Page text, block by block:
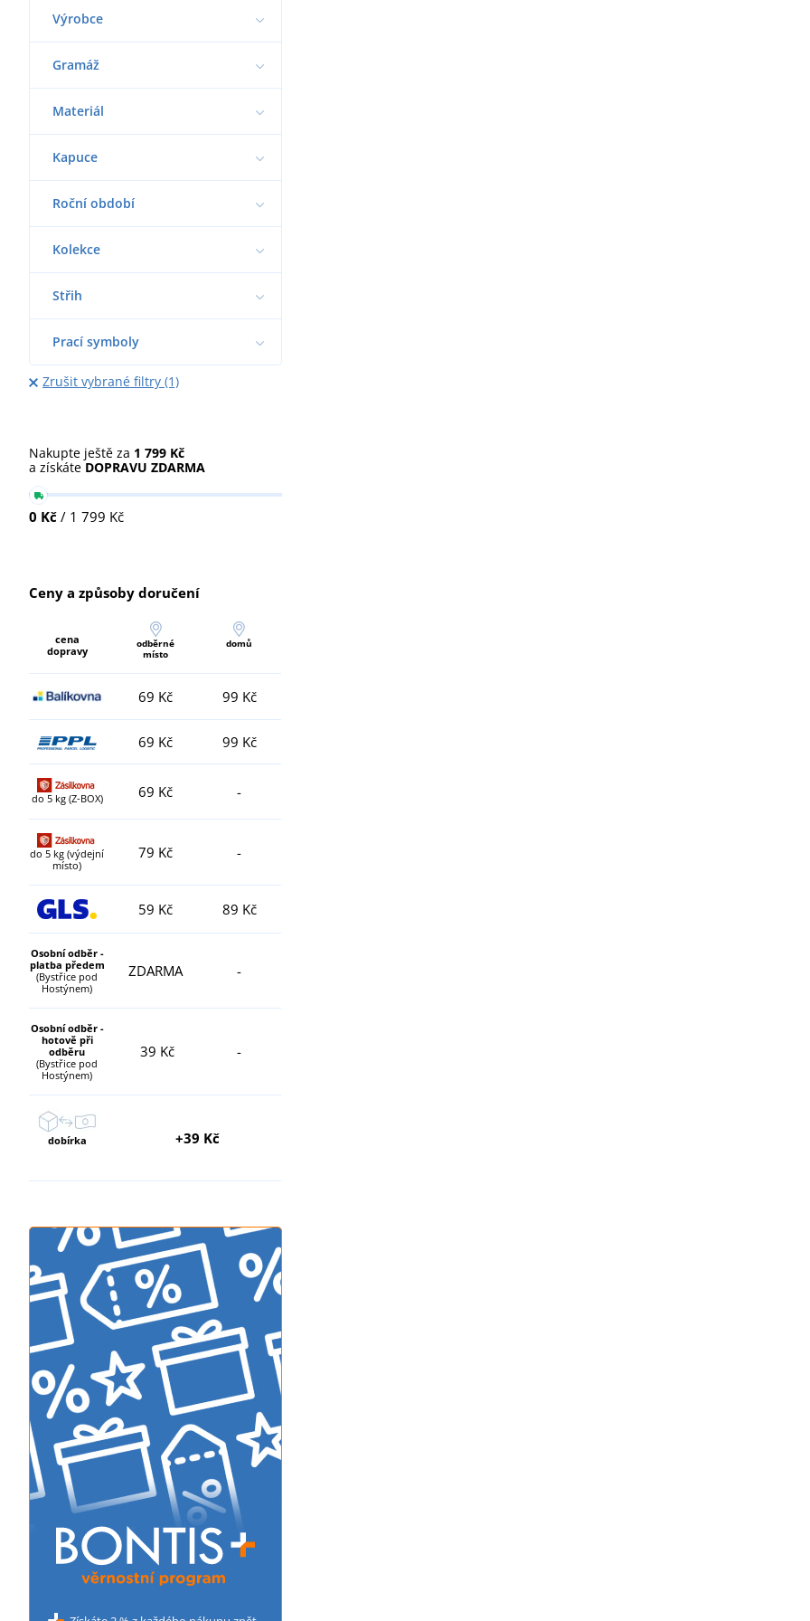
Výrobce
Gramáž
Materiál
Kapuce
Roční období
Kolekce
Střih
Prací symboly
Zrušit vybrané filtry (1)
Nakupte ještě za 1 799 Kč
a získáte DOPRAVU ZDARMA
0 Kč / 1 799 Kč
Ceny a způsoby doručení
cena
dopravy
odběrné
místo
domů
69 Kč 99 Kč
69 Kč 99 Kč
do 5 kg (Z-BOX) 69 Kč -
do 5 kg (výdejní
místo)
79 Kč -
59 Kč 89 Kč
Osobní odběr -
platba předem
(Bystřice pod
Hostýnem)
ZDARMA -
Osobní odběr -
hotově při
odběru
(Bystřice pod
Hostýnem)
39 Kč -
dobírka +39 Kč